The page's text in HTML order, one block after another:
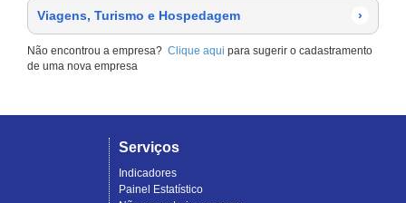
Viagens, Turismo e Hospedagem ›
Não encontrou a empresa? Clique aqui para sugerir o cadastramento
de uma nova empresa
Serviços
Indicadores
Painel Estatístico